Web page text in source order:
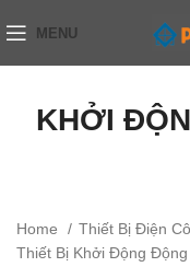
MENU
KHỞI
Home
Thiết Bị Điện
Thiết Bị Khởi Động